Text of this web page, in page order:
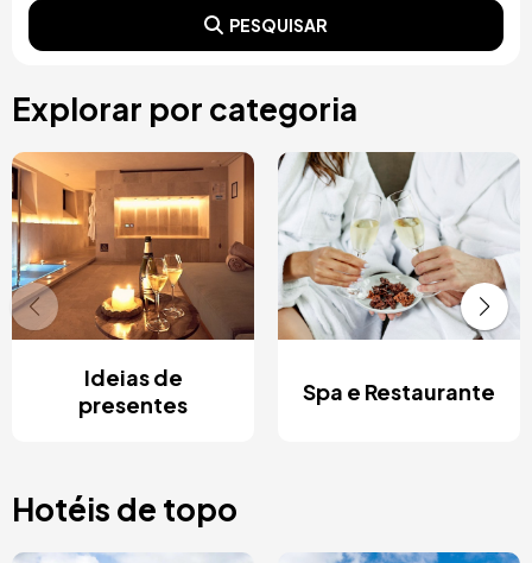
PESQUISAR
Explorar por categoria
Ideias de
presentes
Spa e Restaurante
Hotéis de topo